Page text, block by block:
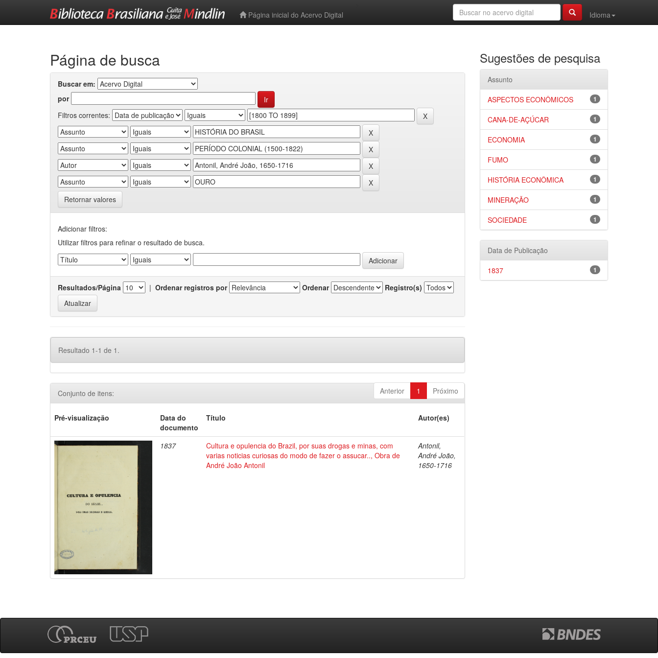
Página inicial do Acervo Digital
Idioma
Página de busca
Buscar em:
por
Filtros correntes:
Retornar valores
Adicionar filtros:
Utilizar filtros para refinar o resultado de busca.
Resultados/Página | Ordenar registros por Ordenar Registro(s)
Resultado 1-1 de 1.
Anterior 1 Próximo
Conjunto de itens:
Pré-visualização
Data do
documento
Título Autor(es)
1837
Cultura e opulencia do Brazil, por suas drogas e minas, com
varias noticias curiosas do modo de fazer o assucar.., Obra de
André João Antonil
Antonil,
André João,
1650-1716
Sugestões de pesquisa
Assunto
1
ASPECTOS ECONÔMICOS
1
CANA-DE-AÇÚCAR
1
ECONOMIA
1
FUMO
1
HISTÓRIA ECONÔMICA
1
MINERAÇÃO
1
SOCIEDADE
Data de Publicação
1
1837